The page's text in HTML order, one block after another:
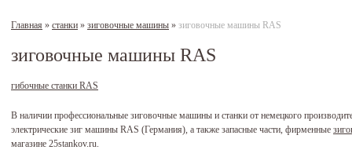
Главная » станки » зиговочные машины » зиговочные машины RAS
зиговочные машины RAS
гибочные станки RAS
В наличии профессиональные зиговочные машины и станки от немецкого
электрические зиг машины RAS (Германия), а также запасные части, фирменные
магазине 25stankov.ru.